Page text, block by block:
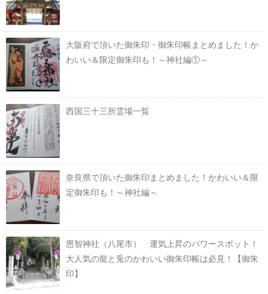
大阪府で頂いた御朱印・御朱印帳まとめました！か
わいい＆限定御朱印も！～神社編①～
西国三十三所霊場一覧
奈良県で頂いた御朱印まとめました！かわいい＆限
定御朱印も！～神社編～
恩智神社（八尾市） 運気上昇のパワースポット！
大人気の龍と兎のかわいい御朱印帳は必見！【御朱
印】